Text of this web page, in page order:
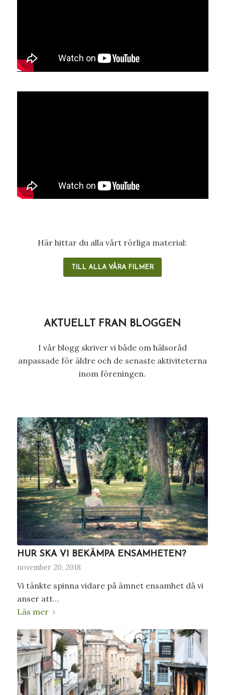
Här hittar du alla vårt rörliga material:
TILL ALLA VÅRA FILMER
AKTUELLT FRÅN BLOGGEN
I vår blogg skriver vi både om hälsoråd
anpassade för äldre och de senaste aktiviteterna
inom föreningen.
HUR SKA VI BEKÄMPA ENSAMHETEN?
november 20, 2018
Vi tänkte spinna vidare på ämnet ensamhet då vi
anser att…
Läs mer